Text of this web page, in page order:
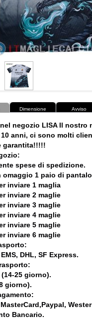
Dimensione Avviso
negozio LISA Il nostro
anni, ci sono molti
garantita!!!!!
spese di spedizione.
omaggio 1 paio di
inviare 1 maglia
inviare 2 maglie
inviare 3 maglie
inviare 4 maglie
inviare 5 maglie
inviare 6 maglie
DHL, SF Express.
25 giorno).
giorno).
MasterCard,Paypal,
Bancario.